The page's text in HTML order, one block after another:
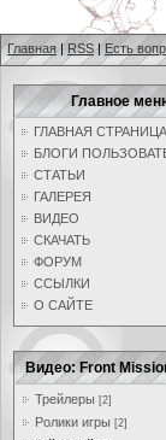
Главная | RSS | Есть
Главное
ГЛАВНАЯ СТРАНИЦА
БЛОГИ
СТАТЬИ
ГАЛЕРЕЯ
ВИДЕО
СКАЧАТЬ
ФОРУМ
ССЫЛКИ
О САЙТЕ
Видео: Front
Трейлеры [2]
Ролики игры [2]